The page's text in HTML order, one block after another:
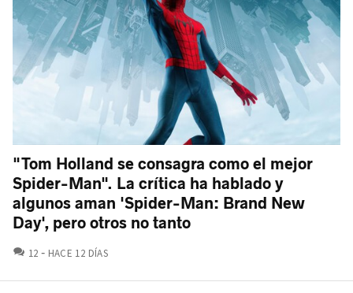
"Tom Holland se consagra como el mejor
Spider-Man". La crítica ha hablado y
algunos aman 'Spider-Man: Brand New
Day', pero otros no tanto
12 COMENTARIOS
HACE 12 DÍAS